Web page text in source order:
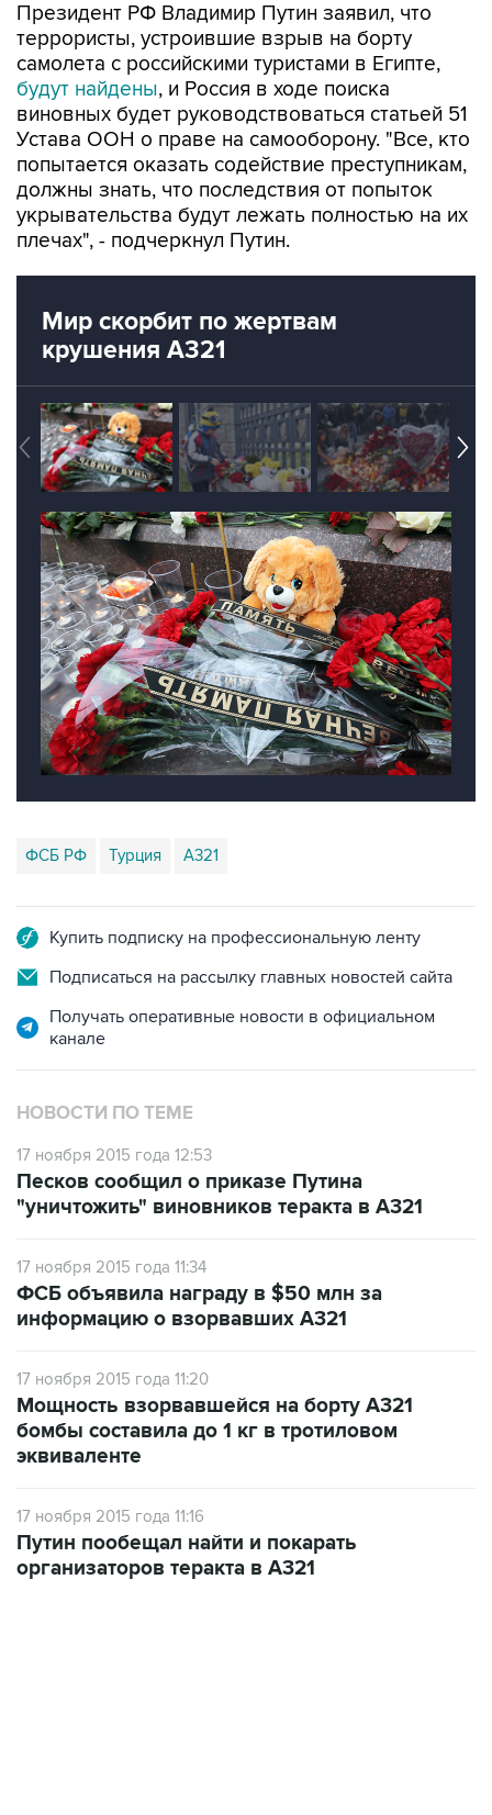
Президент РФ Владимир Путин заявил, что
террористы, устроившие взрыв на борту
самолета с российскими туристами в Египте,
будут найдены, и Россия в ходе поиска
виновных будет руководствоваться статьей 51
Устава ООН о праве на самооборону. "Все, кто
попытается оказать содействие преступникам,
должны знать, что последствия от попыток
укрывательства будут лежать полностью на их
плечах", - подчеркнул Путин.
Мир скорбит по жертвам
крушения A321
ФСБ РФ Турция А321
Купить подписку на профессиональную ленту
Подписаться на рассылку главных новостей сайта
Получать оперативные новости в официальном
канале
НОВОСТИ ПО ТЕМЕ
17 ноября 2015 года 12:53
Песков сообщил о приказе Путина
"уничтожить" виновников теракта в А321
17 ноября 2015 года 11:34
ФСБ объявила награду в $50 млн за
информацию о взорвавших A321
17 ноября 2015 года 11:20
Мощность взорвавшейся на борту А321
бомбы составила до 1 кг в тротиловом
эквиваленте
17 ноября 2015 года 11:16
Путин пообещал найти и покарать
организаторов теракта в А321